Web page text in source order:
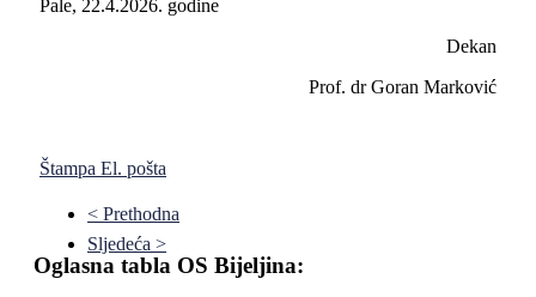
Pale, 22.4.2026. godine
Dekan
Prof. dr Goran Marković
Štampa El. pošta
< Prethodna
Sljedeća >
Oglasna tabla OS Bijeljina: